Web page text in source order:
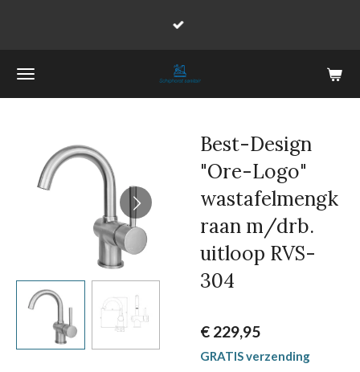
de
Best-Design
"Ore-Logo"
wastafelmengk
raan m/drb.
uitloop RVS-
304
€ 229,95
GRATIS verzending